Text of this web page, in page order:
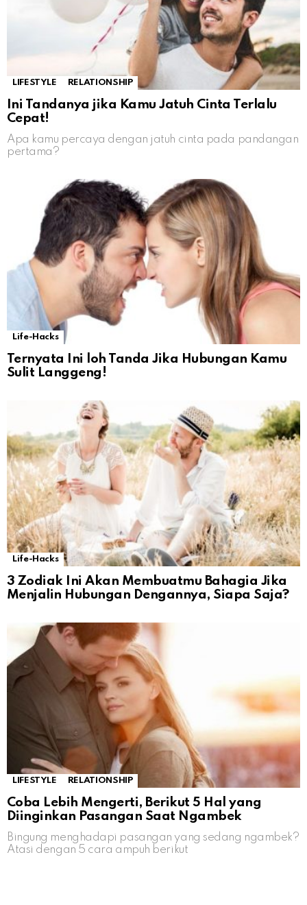
LIFESTYLE RELATIONSHIP
Ini Tandanya jika Kamu Jatuh Cinta Terlalu
Cepat!
Apa kamu percaya dengan jatuh cinta pada pandangan
pertama?
Life-Hacks
Ternyata Ini loh Tanda Jika Hubungan Kamu
Sulit Langgeng!
Life-Hacks
3 Zodiak Ini Akan Membuatmu Bahagia Jika
Menjalin Hubungan Dengannya, Siapa Saja?
LIFESTYLE RELATIONSHIP
Coba Lebih Mengerti, Berikut 5 Hal yang
Diinginkan Pasangan Saat Ngambek
Bingung menghadapi pasangan yang sedang ngambek?
Atasi dengan 5 cara ampuh berikut